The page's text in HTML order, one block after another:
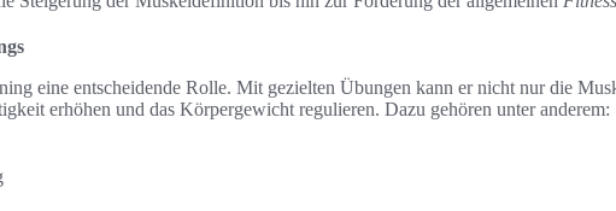
eine entscheidende Rolle. Mit gezielten Übungen kann er nicht nur die
erhöhen und das Körpergewicht regulieren. Dazu gehören unter anderem: